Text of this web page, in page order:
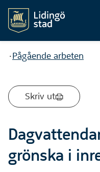
Du är här:
Pågående arbeten
Skriv ut
grönska i